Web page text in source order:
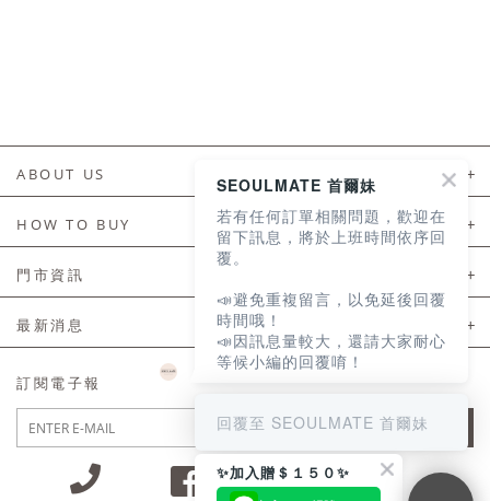
ABOUT US
HOW TO BUY
如何購買
會員常見問題
訂單常見問題
商品售後服務
電子發票
門市資訊
門市資訊
最新消息
LINE官方會員活動
訂閱電子報
JOIN
SEOULMATE 首爾妹
若有任何訂單相關問題，歡迎在
留下訊息，將於上班時間依序回
覆。
📣避免重複留言，以免延後回覆
時間哦！
📣因訊息量較大，還請大家耐心
等候小編的回覆唷！
回覆至 SEOULMATE 首爾妹
✨加入贈＄１５０✨